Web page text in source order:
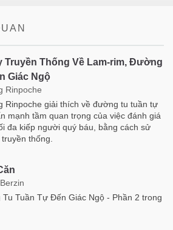
Truyền Thống Về Lam-rim, Đường
Giác Ngộ
Rinpoche
Rinpoche giải thích về đường tu tuần tự
mạnh tầm quan trọng của việc đánh giá
đa kiếp người quý báu, bằng cách sử
thống.
Tuần Tự Đến Giác Ngộ - Phần 2 trong